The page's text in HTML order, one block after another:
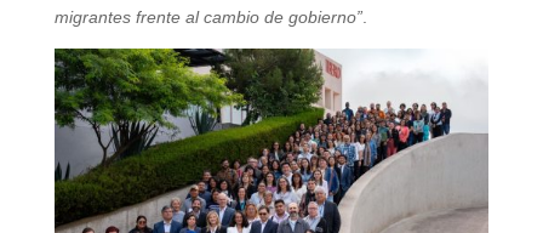
migrantes frente al cambio de gobierno”.